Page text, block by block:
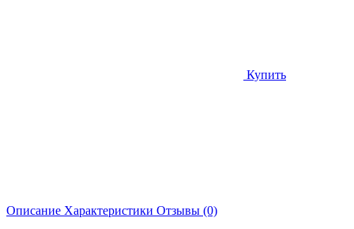
Купить
Описание Характеристики Отзывы (0)